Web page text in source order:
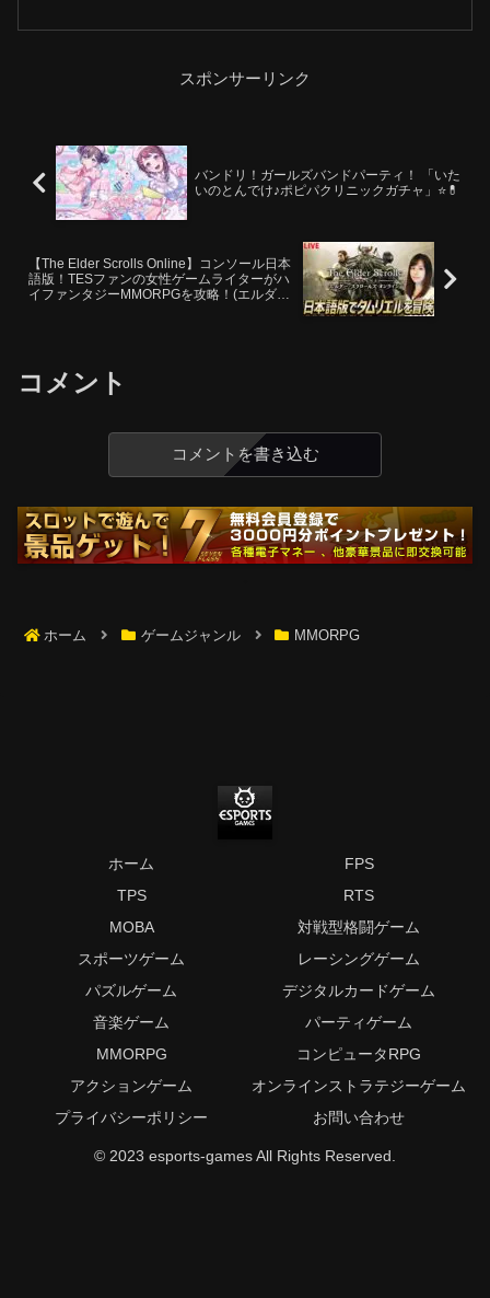
スポンサーリンク
バンドリ！ガールズバンドパーティ！ 「いた
いのとんでけ♪ポピパクリニックガチャ」⭐️💊
【The Elder Scrolls Online】コンソール日本
語版！TESファンの女性ゲームライターがハ
イファンタジーMMORPGを攻略！(エルダ
コメント
コメントを書き込む
ホーム ゲームジャンル MMORPG
ホーム
FPS
TPS
RTS
MOBA
対戦型格闘ゲーム
スポーツゲーム
レーシングゲーム
パズルゲーム
デジタルカードゲーム
音楽ゲーム
パーティゲーム
MMORPG
コンピュータRPG
アクションゲーム
オンラインストラテジーゲーム
プライバシーポリシー
お問い合わせ
© 2023 esports-games All Rights Reserved.